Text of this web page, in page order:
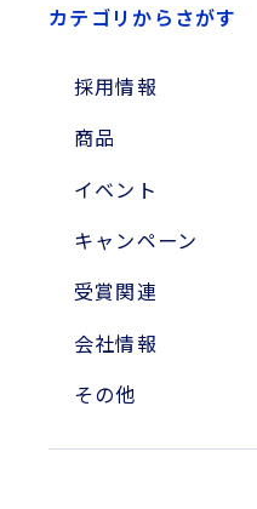
2025年
2024年
2023年
2010年
2004年
カテゴリからさがす
採用情報
商品
イベント
キャンペーン
受賞関連
会社情報
その他